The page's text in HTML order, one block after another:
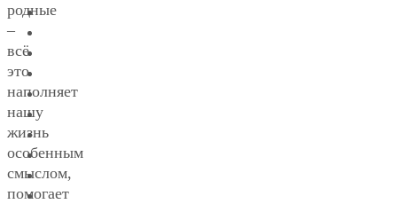
родные
–
всё
это
наполняет
нашу
жизнь
особенным
смыслом,
помогает